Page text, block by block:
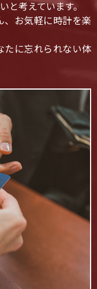
と考えています。
、お気軽に時計を楽
たに忘れられない体